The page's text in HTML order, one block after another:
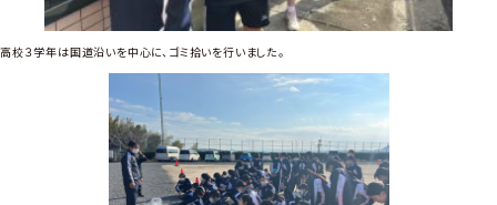
高校３学年は国道沿いを中心に、ゴミ拾いを行いました。